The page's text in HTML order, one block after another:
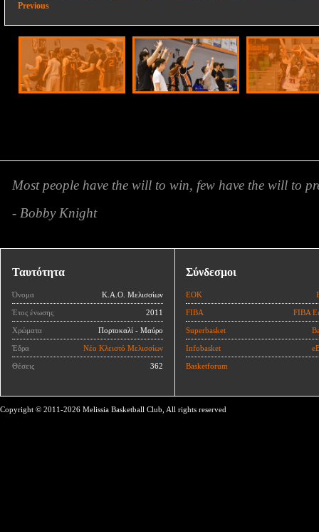
Previous
Most people have the will to win, few have the will to
- Bobby Knight
Ταυτότητα
Όνομα Κ.Α.Ο. Μελισσίων
Έτος ένωσης 2011
Χρώματα Πορτοκαλί - Μαύρο
Έδρα Νέο Κλειστό Μελισσίων
Θέσεις 362
Σύνδεσμοι
ΕΟΚ
FIBA FIBA
Superbasket
Infobasket
Basketforum
Copyright © 2011-2026 Melissia Basketball Club, All rights reserved